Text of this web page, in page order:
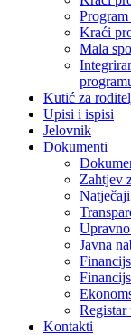
Kraći
Mala
Kutić za
Upisi i ispisi
Jelovnik
Dokumenti
Zahtjev
Natječaji
Javna
Registar
Kontakti